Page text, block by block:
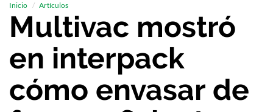
Inicio Artículos
Multivac mostró
en interpack
cómo envasar de